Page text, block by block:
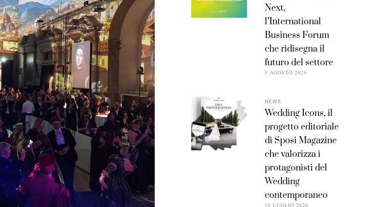
Next,
l’International
Business Forum
che ridisegna il
futuro del settore
5 AGOSTO 2026
NEWS
Wedding Icons, il
progetto editoriale
di Sposi Magazine
che valorizza i
protagonisti del
Wedding
contemporaneo
30 LUGLIO 2026